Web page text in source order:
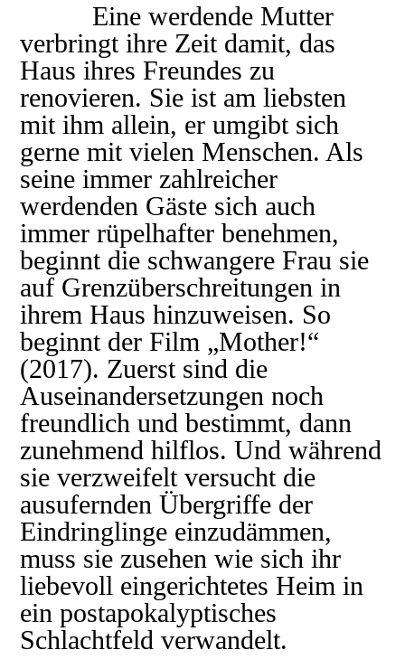
Eine werdende Mutter
verbringt ihre Zeit damit, das
Haus ihres Freundes zu
renovieren. Sie ist am liebsten
mit ihm allein, er umgibt sich
gerne mit vielen Menschen. Als
seine immer zahlreicher
werdenden Gäste sich auch
immer rüpelhafter benehmen,
beginnt die schwangere Frau sie
auf Grenzüberschreitungen in
ihrem Haus hinzuweisen. So
beginnt der Film „Mother!“
(2017). Zuerst sind die
Auseinandersetzungen noch
freundlich und bestimmt, dann
zunehmend hilflos. Und während
sie verzweifelt versucht die
ausufernden Übergriffe der
Eindringlinge einzudämmen,
muss sie zusehen wie sich ihr
liebevoll eingerichtetes Heim in
ein postapokalyptisches
Schlachtfeld verwandelt.